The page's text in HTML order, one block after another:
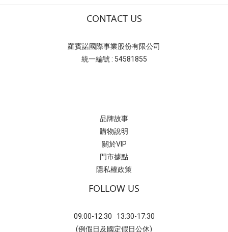
CONTACT US
羅賓諾國際事業股份有限公司
統一編號 : 54581855
品牌故事
購物說明
關於VIP
門市據點
隱私權政策
FOLLOW US
09:00-12:30 13:30-17:30
(例假日及國定假日公休)